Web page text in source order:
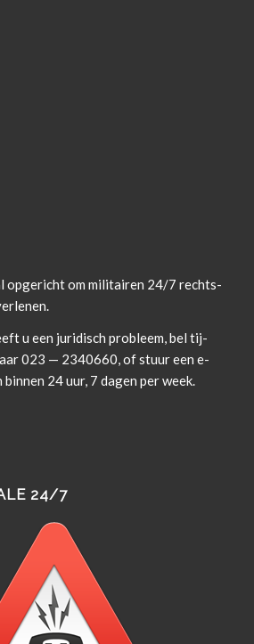
opgericht om militairen 24/7 rechts­
u een juridisch prob­leem, bel tij­
023 — 2340660, of stuur een e-
24 uur, 7 dagen per week.
24/7